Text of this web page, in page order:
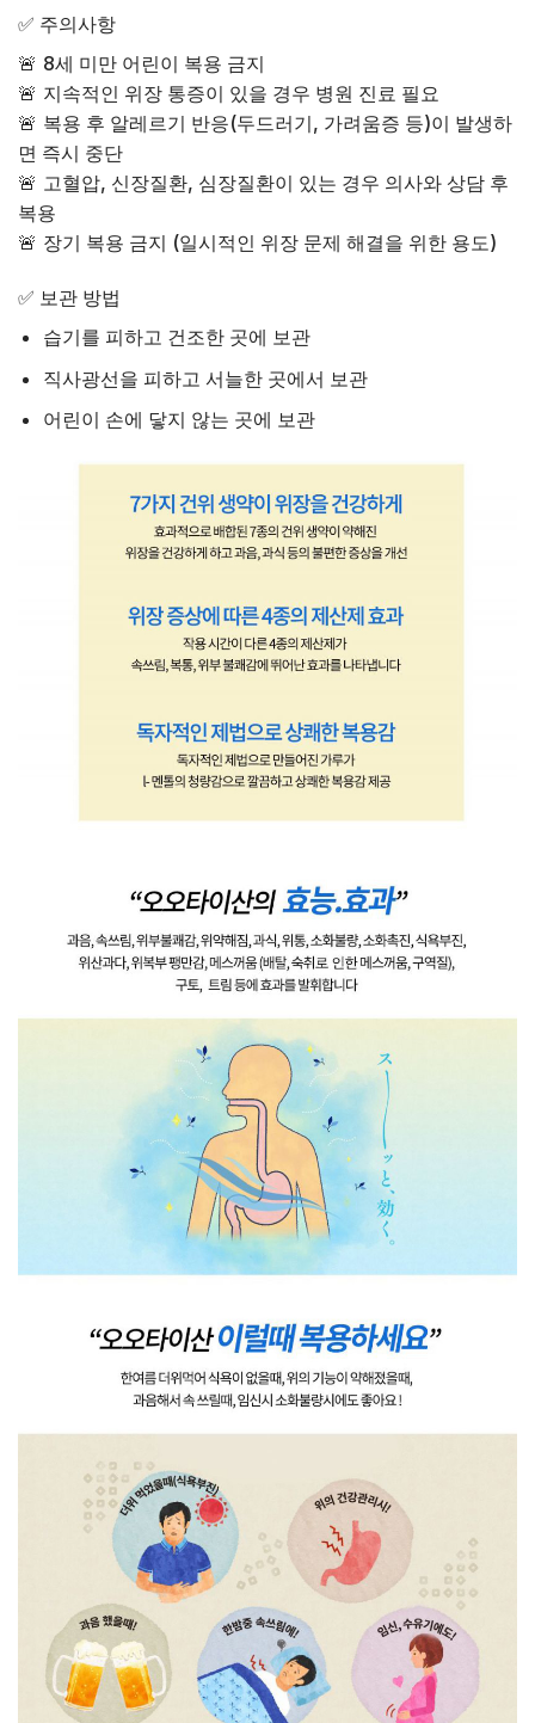
✅ 주의사항
🚨 8세 미만 어린이 복용 금지
🚨 지속적인 위장 통증이 있을 경우 병원 진료 필요
🚨 복용 후 알레르기 반응(두드러기, 가려움증 등)이 발생하
면 즉시 중단
🚨 고혈압, 신장질환, 심장질환이 있는 경우 의사와 상담 후
복용
🚨 장기 복용 금지 (일시적인 위장 문제 해결을 위한 용도)
✅ 보관 방법
습기를 피하고 건조한 곳에 보관
직사광선을 피하고 서늘한 곳에서 보관
어린이 손에 닿지 않는 곳에 보관